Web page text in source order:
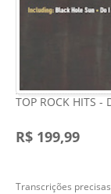
TOP ROCK HITS
R$ 199,99
Transcrições